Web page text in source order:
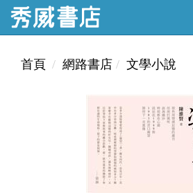
首頁 網路書店 文學小說